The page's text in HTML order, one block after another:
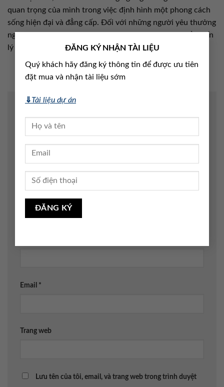
ĐĂNG KÝ NHẬN TÀI LIỆU
Quý khách hãy đăng ký thông tin để được ưu tiên
đặt mua và nhận tài liệu sớm
⇓Tài liệu dự án
quan trọng của mình trong việc định hình một phong cách
sống hiện đại và đẳng cấp. Đối với những người yêu thưởng
ngoạn và trân trọng văn hóa, Lumi Hanoi chính là điểm đến
lý tưởng.
Để lại một bình luận
Email của bạn sẽ không được hiển thị công khai.
trường bắt buộc được đánh dấu*
Bình luận
Email *
Trang web
Lưu tên của tôi, email, và trang web trong trình duyệt